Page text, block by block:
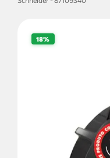
18%